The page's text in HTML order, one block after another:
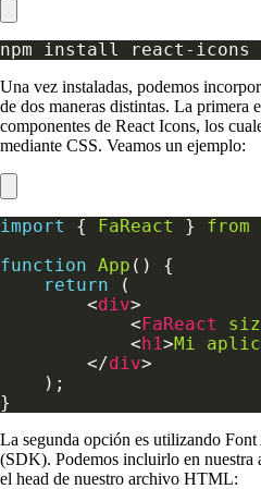
Una vez instaladas, podemos
de dos maneras distintas. La primera
componentes de React Icons, los
mediante CSS. Veamos un ejemplo:
import { FaReact } from
function App
return
        <
div
            <
FaReact
            <
h1>Mi
        </
div
La segunda opción es utilizando
(SDK). Podemos incluirlo en nuestra
el head de nuestro archivo HTML: